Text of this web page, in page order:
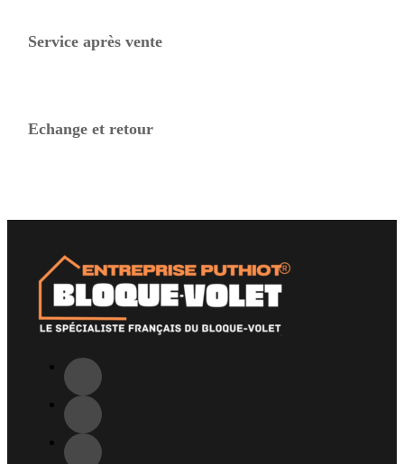
Service après vente
Echange et retour